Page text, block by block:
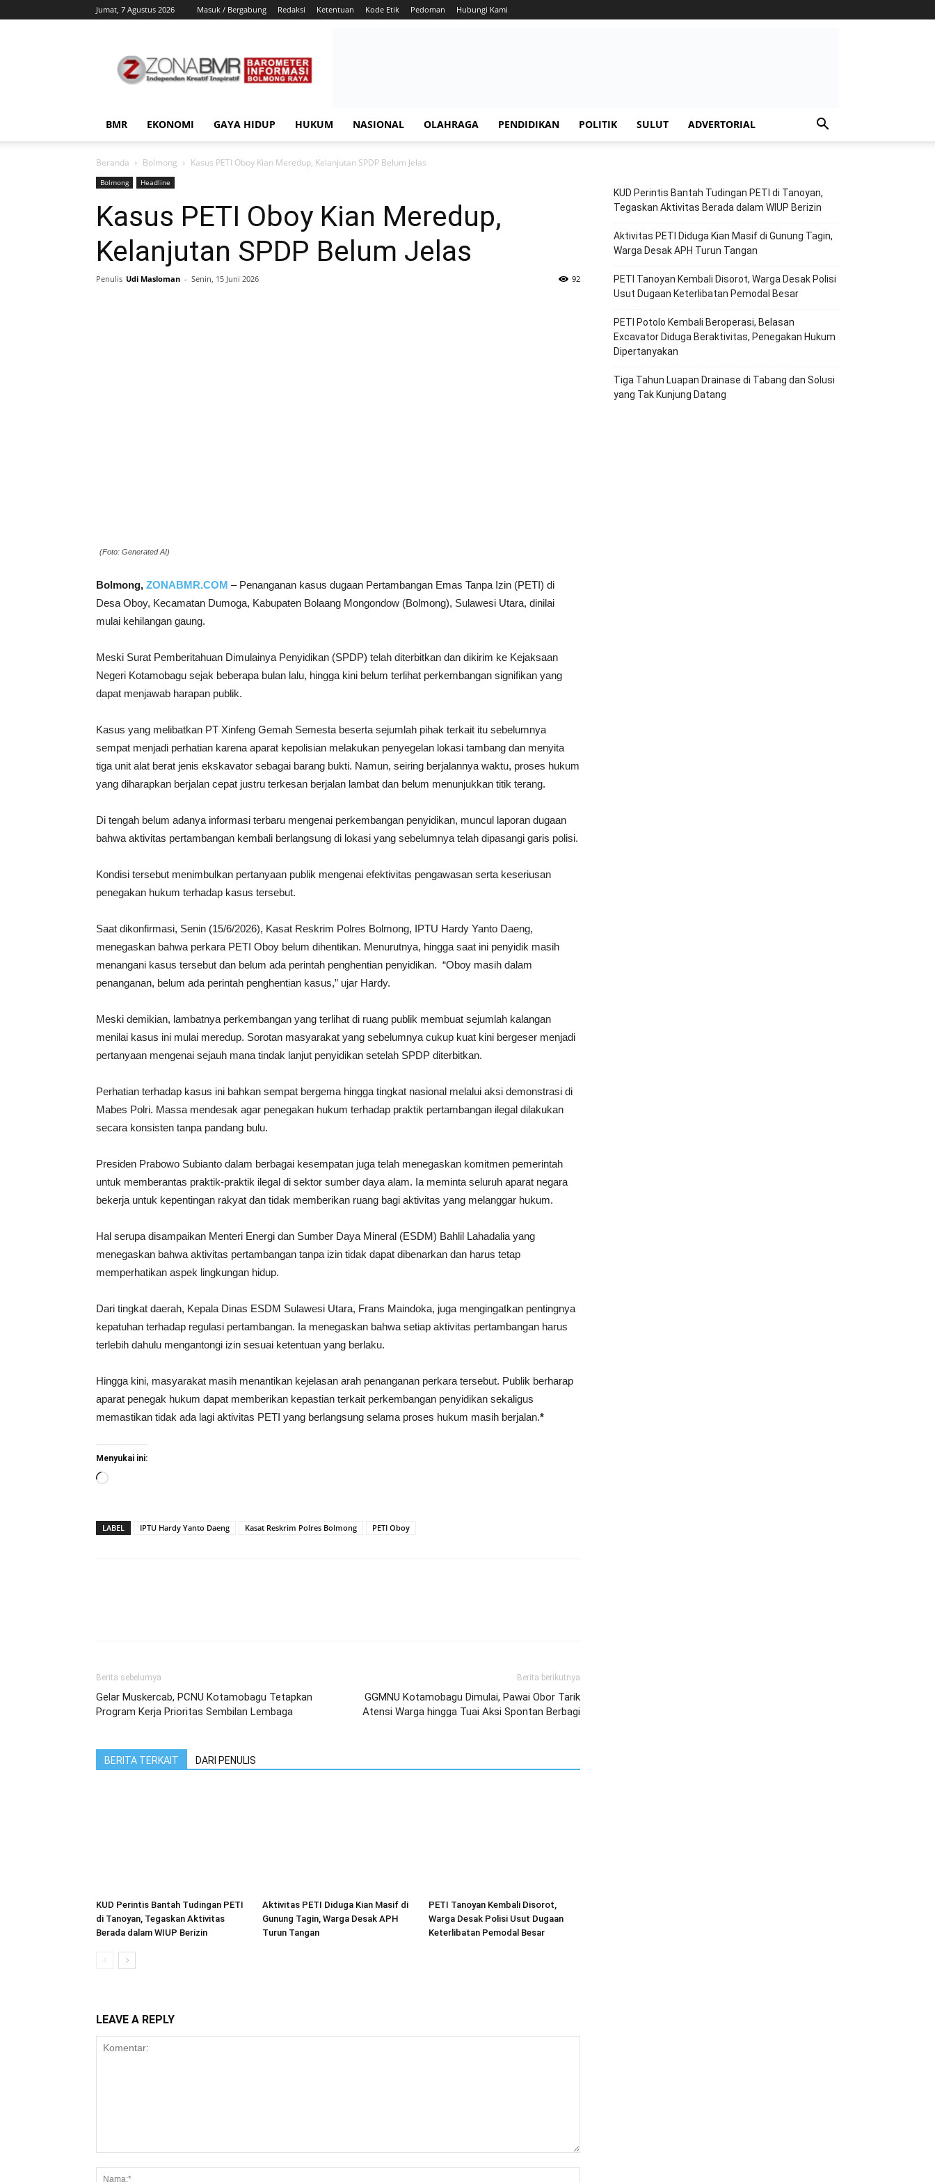
Jumat, 7 Agustus 2026 Masuk / Bergabung Redaksi Ketentuan Kode Etik Pedoman Hubungi Kami
BMR EKONOMI GAYA HIDUP HUKUM NASIONAL OLAHRAGA PENDIDIKAN POLITIK SULUT ADVERTORIAL
Beranda Bolmong Kasus PETI Oboy Kian Meredup, Kelanjutan SPDP Belum Jelas
Bolmong Headline
Kasus PETI Oboy Kian Meredup,
Kelanjutan SPDP Belum Jelas
Penulis Udi Masloman - Senin, 15 Juni 2026 92
(Foto: Generated AI)
Bolmong, ZONABMR.COM – Penanganan kasus dugaan Pertambangan Emas Tanpa Izin (PETI) di
Desa Oboy, Kecamatan Dumoga, Kabupaten Bolaang Mongondow (Bolmong), Sulawesi Utara, dinilai
mulai kehilangan gaung.
Meski Surat Pemberitahuan Dimulainya Penyidikan (SPDP) telah diterbitkan dan dikirim ke Kejaksaan
Negeri Kotamobagu sejak beberapa bulan lalu, hingga kini belum terlihat perkembangan signifikan yang
dapat menjawab harapan publik.
Kasus yang melibatkan PT Xinfeng Gemah Semesta beserta sejumlah pihak terkait itu sebelumnya
sempat menjadi perhatian karena aparat kepolisian melakukan penyegelan lokasi tambang dan menyita
tiga unit alat berat jenis ekskavator sebagai barang bukti. Namun, seiring berjalannya waktu, proses hukum
yang diharapkan berjalan cepat justru terkesan berjalan lambat dan belum menunjukkan titik terang.
Di tengah belum adanya informasi terbaru mengenai perkembangan penyidikan, muncul laporan dugaan
bahwa aktivitas pertambangan kembali berlangsung di lokasi yang sebelumnya telah dipasangi garis polisi.
Kondisi tersebut menimbulkan pertanyaan publik mengenai efektivitas pengawasan serta keseriusan
penegakan hukum terhadap kasus tersebut.
Saat dikonfirmasi, Senin (15/6/2026), Kasat Reskrim Polres Bolmong, IPTU Hardy Yanto Daeng,
menegaskan bahwa perkara PETI Oboy belum dihentikan. Menurutnya, hingga saat ini penyidik masih
menangani kasus tersebut dan belum ada perintah penghentian penyidikan. “Oboy masih dalam
penanganan, belum ada perintah penghentian kasus,” ujar Hardy.
Meski demikian, lambatnya perkembangan yang terlihat di ruang publik membuat sejumlah kalangan
menilai kasus ini mulai meredup. Sorotan masyarakat yang sebelumnya cukup kuat kini bergeser menjadi
pertanyaan mengenai sejauh mana tindak lanjut penyidikan setelah SPDP diterbitkan.
Perhatian terhadap kasus ini bahkan sempat bergema hingga tingkat nasional melalui aksi demonstrasi di
Mabes Polri. Massa mendesak agar penegakan hukum terhadap praktik pertambangan ilegal dilakukan
secara konsisten tanpa pandang bulu.
Presiden Prabowo Subianto dalam berbagai kesempatan juga telah menegaskan komitmen pemerintah
untuk memberantas praktik-praktik ilegal di sektor sumber daya alam. Ia meminta seluruh aparat negara
bekerja untuk kepentingan rakyat dan tidak memberikan ruang bagi aktivitas yang melanggar hukum.
Hal serupa disampaikan Menteri Energi dan Sumber Daya Mineral (ESDM) Bahlil Lahadalia yang
menegaskan bahwa aktivitas pertambangan tanpa izin tidak dapat dibenarkan dan harus tetap
memperhatikan aspek lingkungan hidup.
Dari tingkat daerah, Kepala Dinas ESDM Sulawesi Utara, Frans Maindoka, juga mengingatkan pentingnya
kepatuhan terhadap regulasi pertambangan. Ia menegaskan bahwa setiap aktivitas pertambangan harus
terlebih dahulu mengantongi izin sesuai ketentuan yang berlaku.
Hingga kini, masyarakat masih menantikan kejelasan arah penanganan perkara tersebut. Publik berharap
aparat penegak hukum dapat memberikan kepastian terkait perkembangan penyidikan sekaligus
memastikan tidak ada lagi aktivitas PETI yang berlangsung selama proses hukum masih berjalan.*
Menyukai ini:
Memuat...
LABEL IPTU Hardy Yanto Daeng Kasat Reskrim Polres Bolmong PETI Oboy
Berita sebelumya
Gelar Muskercab, PCNU Kotamobagu Tetapkan
Program Kerja Prioritas Sembilan Lembaga
Berita berikutnya
GGMNU Kotamobagu Dimulai, Pawai Obor Tarik
Atensi Warga hingga Tuai Aksi Spontan Berbagi
BERITA TERKAIT DARI PENULIS
KUD Perintis Bantah Tudingan PETI
di Tanoyan, Tegaskan Aktivitas
Berada dalam WIUP Berizin
Aktivitas PETI Diduga Kian Masif di
Gunung Tagin, Warga Desak APH
Turun Tangan
PETI Tanoyan Kembali Disorot,
Warga Desak Polisi Usut Dugaan
Keterlibatan Pemodal Besar
LEAVE A REPLY
KUD Perintis Bantah Tudingan PETI di Tanoyan,
Tegaskan Aktivitas Berada dalam WIUP Berizin
Aktivitas PETI Diduga Kian Masif di Gunung Tagin,
Warga Desak APH Turun Tangan
PETI Tanoyan Kembali Disorot, Warga Desak Polisi
Usut Dugaan Keterlibatan Pemodal Besar
PETI Potolo Kembali Beroperasi, Belasan
Excavator Diduga Beraktivitas, Penegakan Hukum
Dipertanyakan
Tiga Tahun Luapan Drainase di Tabang dan Solusi
yang Tak Kunjung Datang